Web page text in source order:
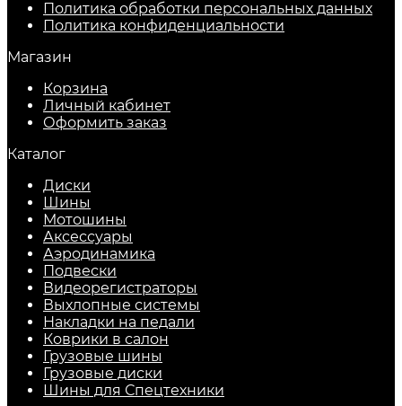
обслуживания.
Политика обработки персональных данных
​Политика конфиденциальности
Магазин
Корзина
Личный кабинет
Оформить заказ
Каталог
Диски
Шины
Мотошины
Аксессуары
Аэродинамика
Подвески
Видеорегистраторы
Выхлопные системы
Накладки на педали
Коврики в салон
Грузовые шины
Грузовые диски
Шины для Спецтехники